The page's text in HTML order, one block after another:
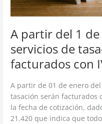
A partir del 1
servicios de
facturados con
A partir de 01 de enero
tasación serán facturados
la fecha de cotización,
21.420 que indica que
serán
facturados
con
IVA